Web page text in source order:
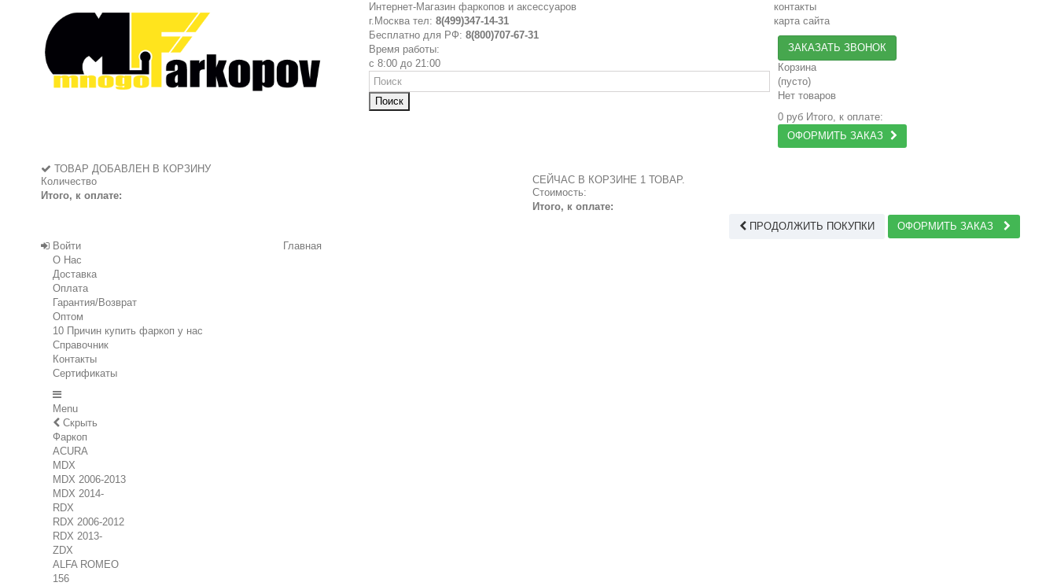
Интернет-Магазин фаркопов и аксессуаров
г.Москва тел: 8(499)347-14-31
Бесплатно для РФ: 8(800)707-67-31
Время работы:
с 8:00 до 21:00
Поиск
контакты
карта сайта
ЗАКАЗАТЬ ЗВОНОК
Корзина
(пусто)
Нет товаров
0 руб Итого, к оплате:
ОФОРМИТЬ ЗАКАЗ
ТОВАР ДОБАВЛЕН В КОРЗИНУ
Количество
Итого, к оплате:
СЕЙЧАС В КОРЗИНЕ 1 ТОВАР.
Стоимость:
Итого, к оплате:
ПРОДОЛЖИТЬ ПОКУПКИ
ОФОРМИТЬ ЗАКАЗ
Войти
Главная
О Нас
Доставка
Оплата
Гарантия/Возврат
Оптом
10 Причин купить фаркоп у нас
Справочник
Контакты
Сертификаты
Menu
Скрыть
Фаркоп
ACURA
MDX
MDX 2006-2013
MDX 2014-
RDX
RDX 2006-2012
RDX 2013-
ZDX
ALFA ROMEO
156